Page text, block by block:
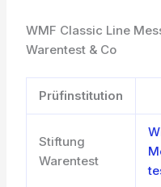
WMF Classic Line
Warentest & Co
Prüfinstitution
Stiftung
Warentest